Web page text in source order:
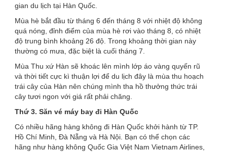
gian du lịch tại Hàn Quốc.
Mùa hè bắt đầu từ tháng 6 đến tháng 8 với nhiệt độ không
quá nóng, đỉnh điểm của mùa hè rơi vào tháng 8, có nhiệt
độ trung bình khoảng 26 độ. Trong khoảng thời gian này
thường có mưa, đặc biệt là cuối tháng 7.
Mùa Thu xứ Hàn sẽ khoác lên mình lớp áo vàng quyến rũ
và thời tiết cực kì thuận lợi để du lịch đây là mùa thu hoạch
trái cây của Hàn nên chúng mình tha hồ thưởng thức trái
cây tươi ngon với giá rất phải chăng.
Thứ 3. Săn vé máy bay đi Hàn Quốc
Có nhiều hãng hàng không đi Hàn Quốc khởi hành từ TP.
Hồ Chí Minh, Đà Nẵng và Hà Nội. Bạn có thể chọn các
hãng như hàng không Quốc Gia Việt Nam Vietnam Airlines,